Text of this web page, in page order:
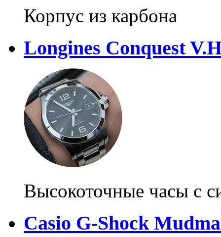
Корпус из карбона
Longines Conquest
Высокоточные часы с
Casio G-Shock